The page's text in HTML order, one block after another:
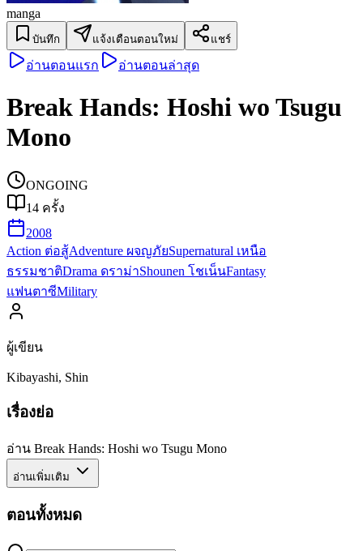
manga
บันทึก แจ้งเตือนตอนใหม่ แชร์
อ่านตอนแรก อ่านตอนล่าสุด
Break Hands: Hoshi wo Tsugu
Mono
ONGOING
14 ครั้ง
2008
Action ต่อสู้Adventure ผจญภัยSupernatural เหนือ
ธรรมชาติDrama ดราม่าShounen โชเน็นFantasy
แฟนตาซีMilitary
ผู้เขียน
Kibayashi, Shin
เรื่องย่อ
อ่าน Break Hands: Hoshi wo Tsugu Mono
อ่านเพิ่มเติม
ตอนทั้งหมด